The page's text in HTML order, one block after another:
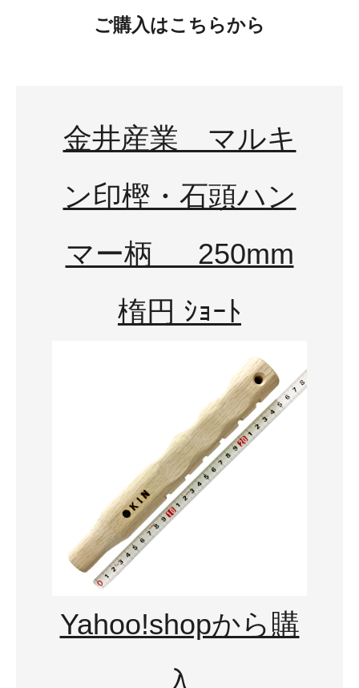
ご購入はこちらから
金井産業 マルキ
ン印樫・石頭ハン
マー柄 250mm
楕円 ｼｮｰﾄ
Yahoo!shopから購